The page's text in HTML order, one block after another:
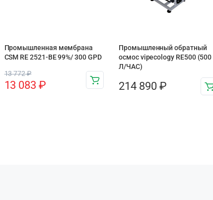
Промышленная мембрана
CSM RE 2521-BE 99%/ 300 GPD
13 772₽
13 083₽
Промышленный обратный
осмос vipecology RE500 (500
Л/ЧАС)
214 890 ₽